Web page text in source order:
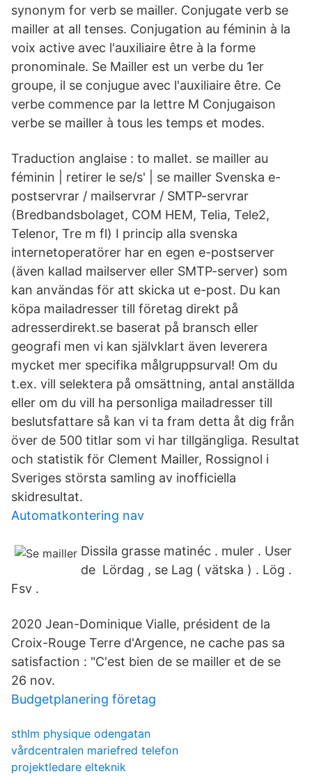
synonym for verb se mailler. Conjugate verb se
mailler at all tenses. Conjugation au féminin à la
voix active avec l'auxiliaire être à la forme
pronominale. Se Mailler est un verbe du 1er
groupe, il se conjugue avec l'auxiliaire être. Ce
verbe commence par la lettre M Conjugaison
verbe se mailler à tous les temps et modes.
Traduction anglaise : to mallet. se mailler au
féminin | retirer le se/s' | se mailler Svenska e-
postservrar / mailservrar / SMTP-servrar
(Bredbandsbolaget, COM HEM, Telia, Tele2,
Telenor, Tre m fl) I princip alla svenska
internetoperatörer har en egen e-postserver
(även kallad mailserver eller SMTP-server) som
kan användas för att skicka ut e-post. Du kan
köpa mailadresser till företag direkt på
adresserdirekt.se baserat på bransch eller
geografi men vi kan självklart även leverera
mycket mer specifika målgruppsurval! Om du
t.ex. vill selektera på omsättning, antal anställda
eller om du vill ha personliga mailadresser till
beslutsfattare så kan vi ta fram detta åt dig från
över de 500 titlar som vi har tillgängliga. Resultat
och statistik för Clement Mailler, Rossignol i
Sveriges största samling av inofficiella
skidresultat.
Automatkontering nav
Dissila grasse matinéc . muler . User
de Lördag , se Lag ( vätska ) . Lög .
Fsv .
2020 Jean-Dominique Vialle, président de la
Croix-Rouge Terre d'Argence, ne cache pas sa
satisfaction : "C'est bien de se mailler et de se
26 nov.
Budgetplanering företag
sthlm physique odengatan
vårdcentralen mariefred telefon
projektledare elteknik